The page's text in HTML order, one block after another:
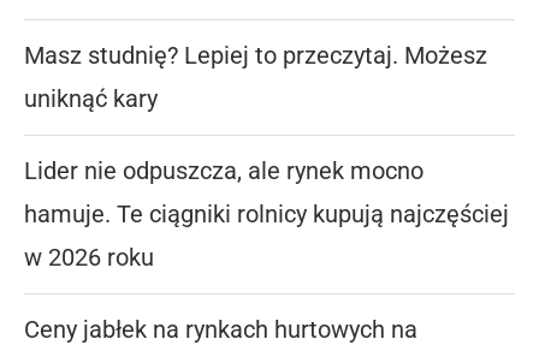
Masz studnię? Lepiej to przeczytaj. Możesz
uniknąć kary
Lider nie odpuszcza, ale rynek mocno
hamuje. Te ciągniki rolnicy kupują najczęściej
w 2026 roku
Ceny jabłek na rynkach hurtowych na